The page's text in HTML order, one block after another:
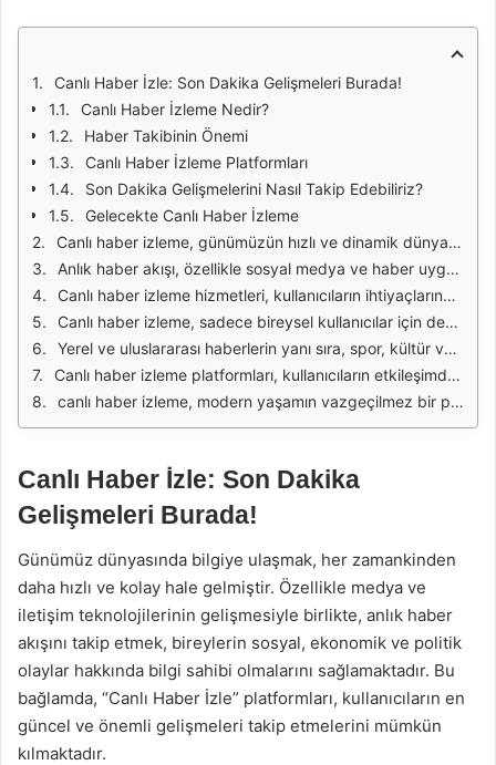
Canlı Haber İzle: Son Dakika Gelişmeleri Burada!
Canlı Haber İzleme Nedir?
Haber Takibinin Önemi
Canlı Haber İzleme Platformları
Son Dakika Gelişmelerini Nasıl Takip Edebiliriz?
Gelecekte Canlı Haber İzleme
Canlı haber izleme, günümüzün hızlı ve dinamik dünyasında giderek daha fazla önem kazanmaktadır. İnsanlar, anlık gelişmelere, olaylara ve haberlere ulaşmak için çeşitli platformlara yöneliyor. Özellikle, internetin sunduğu olanaklarla, haber almak artık daha da kolay hale geldi. Mobil cihazların yaygınlaşmasıyla birlikte, insanlar her an her yerde haberlere ulaşabiliyor. Bu durum, özellikle önemli olaylar ve kriz anlarında büyük bir avantaj sağlıyor.
Anlık haber akışı, özellikle sosyal medya ve haber uygulamaları üzerinden gerçekleşiyor. Kullanıcılar, gerçek zamanlı bildirimlerle gelişmeleri takip edebiliyor. Bu sayede, siber dünyada önemli bir yer tutan sosyal medya platformları, haber kaynakları haline geldi. Ancak, bu durum beraberinde bazı sorunları da getiriyor. Yanlış bilgi ve dezenformasyonun yayılması, anlık haber akışının en büyük tehditlerinden biri. Bu nedenle, güvenilir kaynaklardan haber almak her zamankinden daha önemli.
Canlı haber izleme hizmetleri, kullanıcıların ihtiyaçlarına göre çeşitleniyor. Bazı platformlar, video yayınlarıyla anlık gelişmeleri aktarırken, bazıları metin tabanlı içeriklerle bilgilendiriyor. Farklı medya formatları, kullanıcıların tercihine göre değişiklik gösteriyor. Özellikle genç nesil, görsel içeriklere daha fazla ilgi gösteriyor. Bu eğilim, haberlerin sunum şekillerini de etkiliyor. Görsel ve etkileşimli içerikler, kullanıcıların dikkatini çekmede daha etkili oluyor.
Canlı haber izleme, sadece bireysel kullanıcılar için değil, aynı zamanda işletmeler ve profesyoneller için de kritik bir öneme sahip. İş dünyasında, gelişmelerin anlık olarak takip edilmesi, stratejik kararlar almak için gereklidir. Örneğin, borsa hareketleri, ekonomik veriler veya sektörel gelişmeler, yatırımcılar ve işletme sahipleri için hayati önem taşır. Bu nedenle, profesyonellerin güvenilir ve hızlı bilgiye ulaşması, rekabet avantajı sağlamada önemli bir rol oynar.
Yerel ve uluslararası haberlerin yanı sıra, spor, kültür ve sanat gibi alanlardaki gelişmeler de canlı haber akışında yer alıyor. Özellikle büyük spor etkinlikleri sırasında, anlık skorlar ve olaylar takip ediliyor. Bu durum, sporseverlerin heyecanını artırıyor ve etkinliklerin daha dinamik bir şekilde takip edilmesini sağlıyor. Kültürel etkinlikler ve sanat dünyasındaki gelişmeler de, haber izleyicileri için ilgi çekici konular arasında yer alıyor.
Canlı haber izleme platformları, kullanıcıların etkileşimde bulunmasına da olanak tanıyor. Kullanıcılar, haberler hakkında yorum yapabilir, paylaşımlarda bulunabilir ve kendi görüşlerini ifade edebilir. Bu etkileşim, haberlere farklı bakış açıları kazandırıyor ve toplumsal tartışmalara zemin hazırlıyor. Ayrıca, kullanıcılar arasında bilgi alışverişi sağlanması, gündemi daha kapsamlı bir şekilde anlamalarına yardımcı oluyor.
canlı haber izleme, modern yaşamın vazgeçilmez bir parçası haline gelmiştir. Anlık gelişmelere erişim, bireylerin ve toplulukların bilinçli kararlar almasına olanak tanır. Bu nedenle, güvenilir kaynaklardan haber almak, her zamankinden daha önemli bir hale gelmiştir. Gelecekte, teknoloji ve internetin gelişimi ile birlikte canlı haber izleme yöntemlerinin de daha da çeşitlenmesi beklenmektedir.
Canlı Haber İzle: Son Dakika
Gelişmeleri Burada!
Günümüz dünyasında bilgiye ulaşmak, her zamankinden
daha hızlı ve kolay hale gelmiştir. Özellikle medya ve
iletişim teknolojilerinin gelişmesiyle birlikte, anlık haber
akışını takip etmek, bireylerin sosyal, ekonomik ve politik
olaylar hakkında bilgi sahibi olmalarını sağlamaktadır. Bu
bağlamda, “Canlı Haber İzle” platformları, kullanıcıların en
güncel ve önemli gelişmeleri takip etmelerini mümkün
kılmaktadır.